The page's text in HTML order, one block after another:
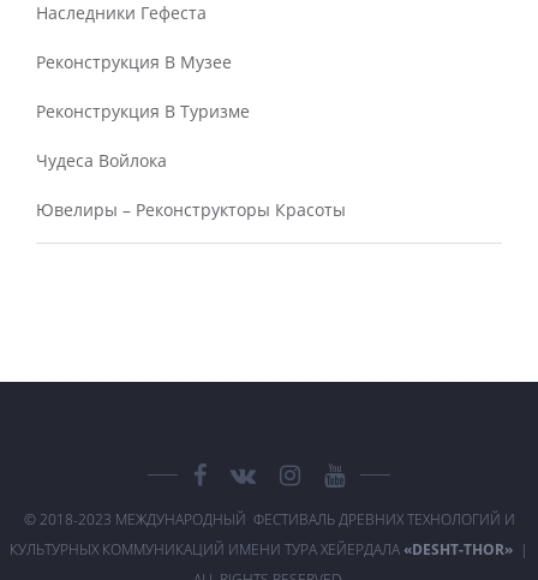
Наследники Гефеста
Реконструкция В Музее
Реконструкция В Туризме
Чудеса Войлока
Ювелиры – Реконструкторы Красоты
© 2018-2023 МЕЖДУНАРОДНЫЙ ФЕСТИВАЛЬ ДРЕВНИХ ТЕХНОЛОГИЙ И
КУЛЬТУРНЫХ КОММУНИКАЦИЙ ИМЕНИ ТУРА ХЕЙЕРДАЛА«DESHT-THOR» |